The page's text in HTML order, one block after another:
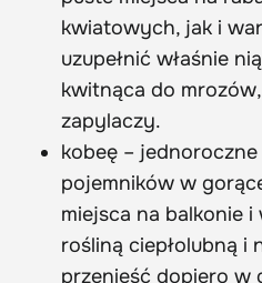
kwiatowych, jak i
uzupełnić właśnie
kwitnąca do
zapylaczy.
kobeę –
pojemników w
miejsca na balkonie
rośliną ciepłolubną i
przenieść dopiero w